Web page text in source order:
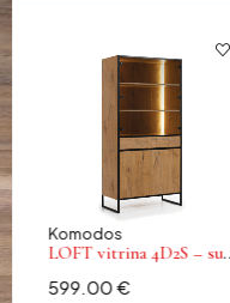
Komodos
LOFT vitrina 4D2S – su
dviem stalčiais
599.00€